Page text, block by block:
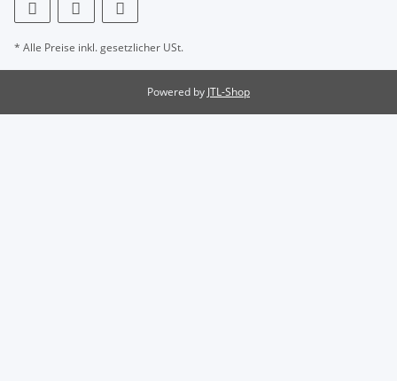
* Alle Preise inkl. gesetzlicher USt.
Powered by JTL-Shop